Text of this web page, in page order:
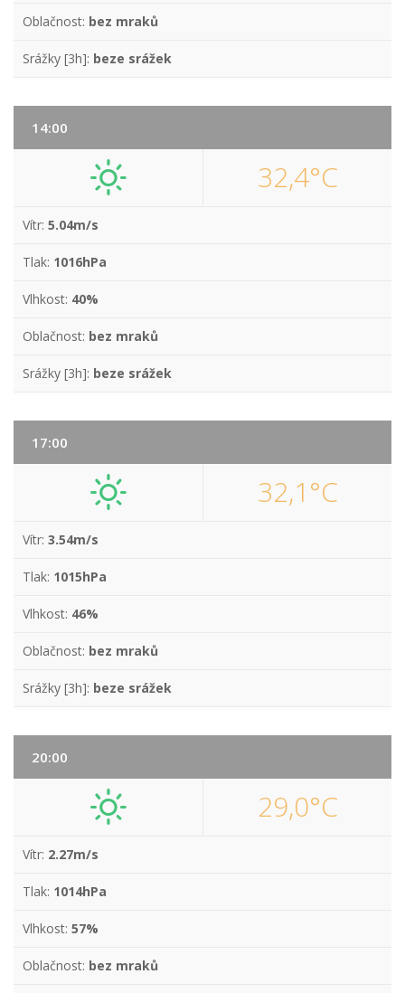
Oblačnost: bez mraků
Srážky [3h]: beze srážek
14:00
32,4°C
Vítr: 5.04m/s
Tlak: 1016hPa
Vlhkost: 40%
Oblačnost: bez mraků
Srážky [3h]: beze srážek
17:00
32,1°C
Vítr: 3.54m/s
Tlak: 1015hPa
Vlhkost: 46%
Oblačnost: bez mraků
Srážky [3h]: beze srážek
20:00
29,0°C
Vítr: 2.27m/s
Tlak: 1014hPa
Vlhkost: 57%
Oblačnost: bez mraků